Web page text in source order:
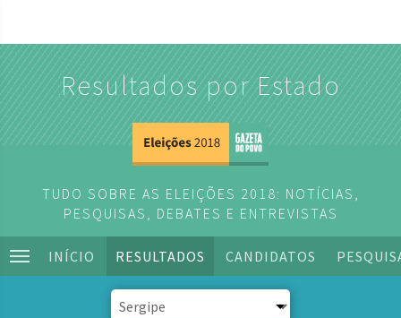
Resultados por Estado
TUDO SOBRE AS ELEIÇÕES 2018: NOTÍCIAS,
PESQUISAS, DEBATES E ENTREVISTAS
INÍCIO RESULTADOS CANDIDATOS